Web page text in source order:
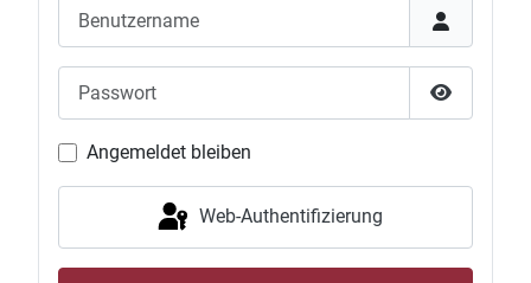
Passwort
Angemeldet bleiben
Web-Authentifizierung